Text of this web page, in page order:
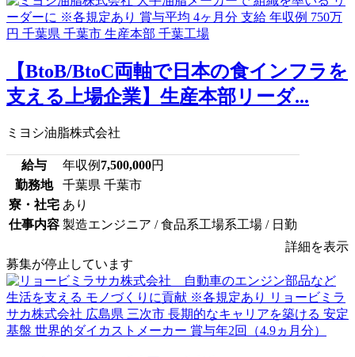
【BtoB/BtoC両軸で日本の食インフラを
支える上場企業】生産本部リーダ...
ミヨシ油脂株式会社
給与 年収例 7,500,000円
勤務地
千葉県 千葉市
寮・社宅 あり
仕事内容 製造エンジニア / 食品系工場系工場 / 日勤
詳細を表示
募集が停止しています